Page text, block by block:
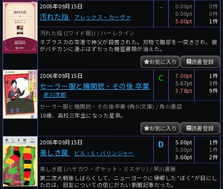
2006年09月15日
汚れた指 アレックス・カーヴァ
-
0.00pt
0.00pt
5.00pt
0件
0件
1件
汚れた指 ((ワイド版)) / ハーレクイン
ネブラスカの空港で神父が殺害された。刃物で腹部を一突きされ、彼
がバチカンに運ぶはずだった機密書類が消えた。
読書登録
お気に入り
2006年09月15日
セーラー服と機関銃・その後 卒業
赤川次郎
C
7.00pt
5.67pt
3.78pt
1件
3件
9件
セーラー服と機関銃・その後――卒業―― (角川文庫) / 角川書店
18歳、高校三年生になった星泉。
読書登録
お気に入り
2006年09月15日
美しき罠 ビル・S・バリンジャー
D
5.00pt
5.00pt
3.00pt
1件
1件
2件
美しき罠 (ハヤカワ・ポケット・ミステリ) / 早川書房
第二次大戦後しばらくして、ニューヨークに帰郷した“ぼく”が目にし
たのは、旧友についての信じがたい新聞記事だった。